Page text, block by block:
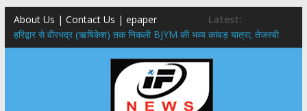
About Us | Contact Us | epaper
Latest:
​हरिद्वार से वीरभद्र (ऋषिकेश) तक निकली BJYM की भव्य कांवड़ यात्रा; तेजस्वी
सूर्या ने की देश व प्रदेशवासियों के कल्याण की कामना
नंदा की चौकी पुल हादसा: PWD के EE, AE और JE निलंबित, सीएम धामी के निर्देश
मुख्यमंत्री ने 9 लाख 87 हजार17 पेंशन लाभार्थियों को कुल 146 करोड़ 32 लाख